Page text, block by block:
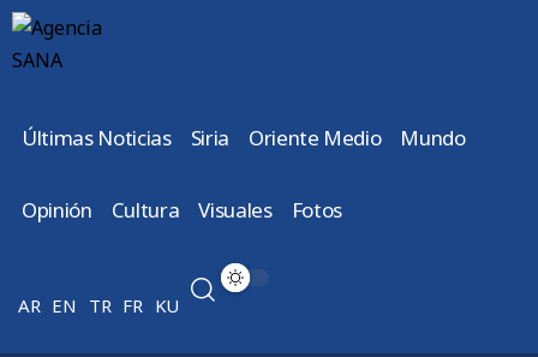
Últimas Noticias Siria Oriente Medio Mundo
Opinión Cultura Visuales Fotos
AR EN TR FR KU